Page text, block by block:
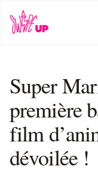
Super
première
film
dévoilée !